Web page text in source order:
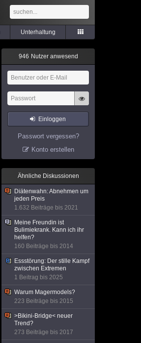
Unterhaltung
946 Nutzer anwesend
Einloggen
Passwort vergessen?
Konto erstellen
Ähnliche Diskussionen
Diätenwahn: Abnehmen um
jeden Preis
1.632 Beiträge bis 2021
Meine Freundin ist
Bulimiekrank. Kann ich ihr
helfen?
160 Beiträge bis 2014
Essstörung: Der stille Kampf
zwischen Extremen
1 Beitrag bis 2025
Warum Magermodels?
223 Beiträge bis 2015
>Bikini-Bridge< neuer
Trend?
273 Beiträge bis 2017